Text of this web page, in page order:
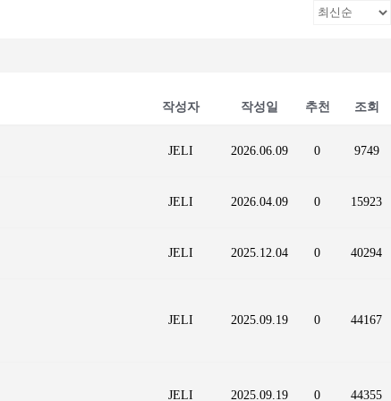
작성자 작성일 추천 조회
JELI 2026.06.09 0 9749
JELI 2026.04.09 0 15923
JELI 2025.12.04 0 40294
JELI 2025.09.19 0 44167
JELI 2025.09.19 0 44355